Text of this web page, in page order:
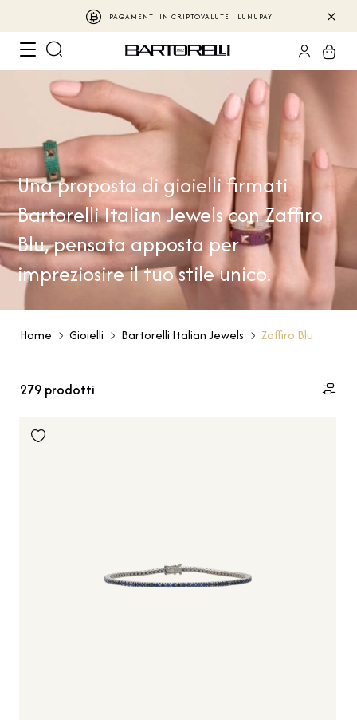
PAGAMENTI IN CRIPTOVALUTE | LUNUPAY
Una proposta di gioielli firmati
Bartorelli Italian Jewels con Zaffiro
Blu, pensata apposta per
impreziosire il tuo stile unico.
Home Gioielli Bartorelli Italian Jewels Zaffiro Blu
279 prodotti